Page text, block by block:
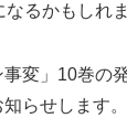
るかもしれま
変」10巻の
らせします。